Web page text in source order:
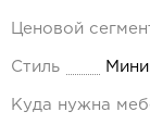
Ценовой
Стиль
Куда нужна